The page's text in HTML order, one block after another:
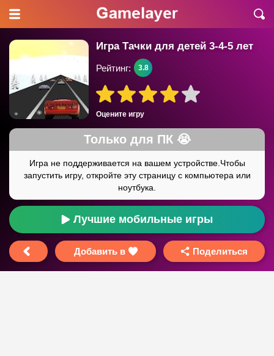
Игра Тачки для детей 3-4-5 лет
Оцените игру
Рейтинг: 3.8
Лучшие мобильные игры
Добавить в Поделиться